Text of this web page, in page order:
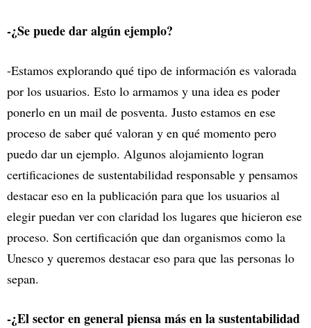
-¿Se puede dar algún ejemplo?
-Estamos explorando qué tipo de información es valorada
por los usuarios. Esto lo armamos y una idea es poder
ponerlo en un mail de posventa. Justo estamos en ese
proceso de saber qué valoran y en qué momento pero
puedo dar un ejemplo. Algunos alojamiento logran
certificaciones de sustentabilidad responsable y pensamos
destacar eso en la publicación para que los usuarios al
elegir puedan ver con claridad los lugares que hicieron ese
proceso. Son certificación que dan organismos como la
Unesco y queremos destacar eso para que las personas lo
sepan.
-¿El sector en general piensa más en la sustentabilidad